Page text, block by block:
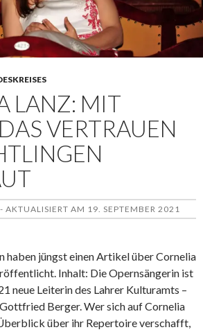
LANZ: MIT
VERTRAUEN
AKTUALISIERT AM 19. SEPTEMBER 2021
haben jüngst einen Artikel über Cornelia
Inhalt: Die Opernsängerin ist
neue Leiterin des Lahrer Kulturamts –
Berger. Wer sich auf Cornelia
über ihr Repertoire verschafft,